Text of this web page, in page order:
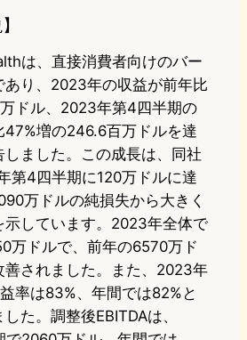
は、直接消費者向けのバー
あり、2023年の収益が前年比
ドル、2023年第4四半期の
47%増の246.6百万ドルを達
ました。この成長は、同社
第4四半期に120万ドルに達
万ドルの純損失から大きく
示しています。2023年全体で
万ドルで、前年の6570万ド
善されました。また、2023年
率は83%、年間では82%と
た。調整後EBITDAは、